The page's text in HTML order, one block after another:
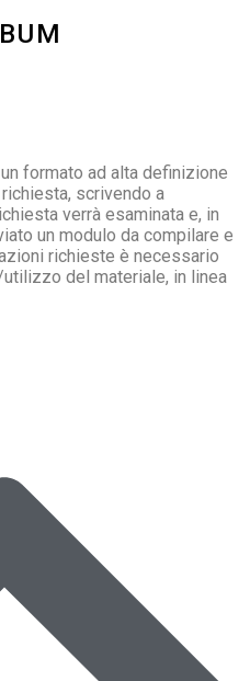
formato ad alta definizione
scrivendo a
verrà esaminata e, in
un modulo da compilare e
richieste è necessario
del materiale, in linea